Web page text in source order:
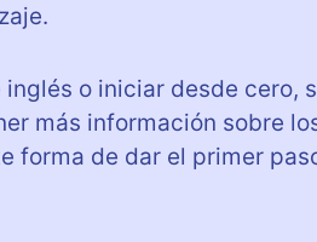
o iniciar desde cero,
más información sobre
forma de dar el primer